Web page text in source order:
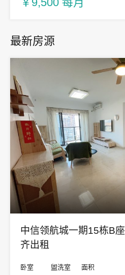
最新房源
中信领航城一期15栋B
齐出租
卧室
盥洗室
面积